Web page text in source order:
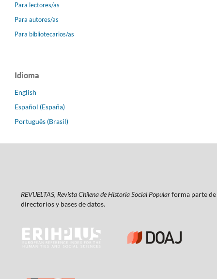
Para lectores/as
Para autores/as
Para bibliotecarios/as
Idioma
English
Español (España)
Português (Brasil)
REVUELTAS, Revista Chilena de Historia Social Popularforma parte de
directorios y bases de datos.